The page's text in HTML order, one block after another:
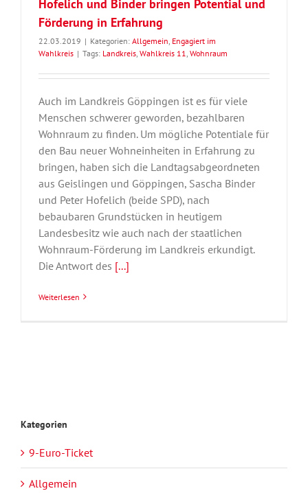
Hofelich und Binder bringen Potential und
Förderung in Erfahrung
22.03.2019 | Kategorien: Allgemein Engagiert im
Wahlkreis | Tags: Landkreis Wahlkreis 11 Wohnraum
Auch im Landkreis Göppingen ist es für viele
Menschen schwerer geworden, bezahlbaren
Wohnraum zu finden. Um mögliche Potentiale für
den Bau neuer Wohneinheiten in Erfahrung zu
bringen, haben sich die Landtagsabgeordneten
aus Geislingen und Göppingen, Sascha Binder
und Peter Hofelich (beide SPD), nach
bebaubaren Grundstücken in heutigem
Landesbesitz wie auch nach der staatlichen
Wohnraum-Förderung im Landkreis erkundigt.
Die Antwort des [...]
Weiterlesen
Kategorien
9-Euro-Ticket
Allgemein